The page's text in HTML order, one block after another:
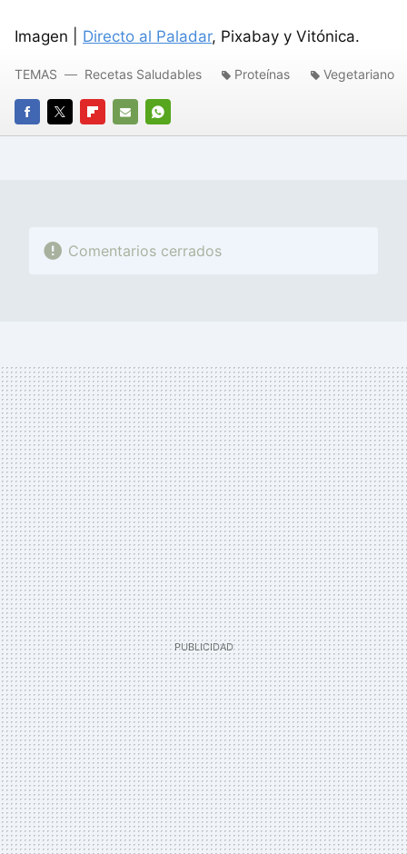
Imagen | Directo al Paladar, Pixabay y Vitónica.
FACEBOOK
TWITTERFLIPBOARD
E-
WHATSAPP
TEMAS Recetas Saludables Proteínas Vegetariano
Comentarios cerrados